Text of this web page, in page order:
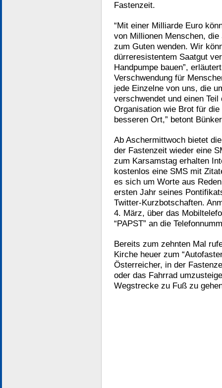
Fastenzeit.
“Mit einer Milliarde Euro
von Millionen Menschen,
zum Guten wenden. Wir
dürreresistentem Saatgut
Handpumpe bauen”,
Verschwendung für
jede Einzelne von uns, die
verschwendet und einen
Organisation wie Brot für
besseren Ort,” betont
Ab Aschermittwoch bietet
der Fastenzeit wieder eine
zum Karsamstag erhalten
kostenlos eine SMS mit
es sich um Worte aus
ersten Jahr seines
Twitter-Kurzbotschaften.
4. März, über das
“PAPST” an die
Bereits zum zehnten Mal
Kirche heuer zum
Österreicher, in der
oder das Fahrrad
Wegstrecke zu Fuß zu